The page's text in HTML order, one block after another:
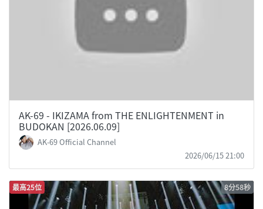
AK-69 - IKIZAMA from THE ENLIGHTENMENT in
BUDOKAN [2026.06.09]
AK-69 Official Channel
2026/06/15 21:00
最高25位 8分58秒